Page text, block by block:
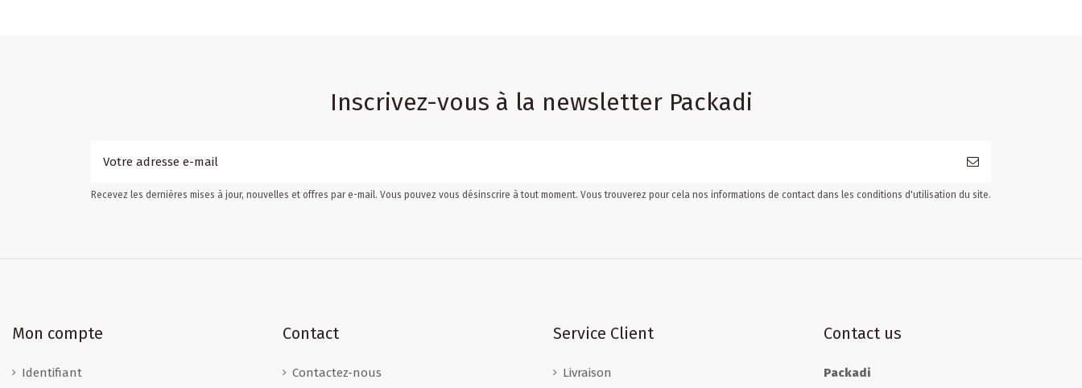
Inscrivez-vous à la newsletter Packadi
Recevez les dernières mises à jour, nouvelles et offres par e-mail. Vous pouvez vous désinscrire à tout moment. Vous trouverez pour cela nos informations de contact dans les conditions d'utilisation du site.
Mon compte
Identifiant
Contact
Contactez-nous
Service Client
Livraison
Contact us
Packadi